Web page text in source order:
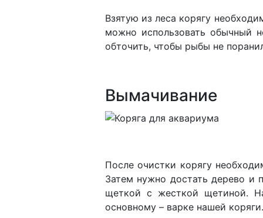
Взятую из леса корягу
можно использовать обычный
обточить, чтобы рыбы не
Вымачивание
После очистки корягу
Затем нужно достать дерево и
щеткой с жесткой щетиной.
основному – варке нашей коряги.